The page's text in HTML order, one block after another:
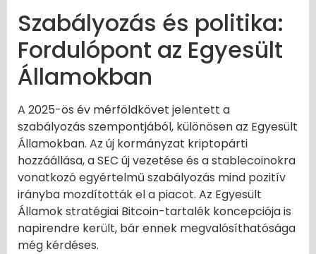
Szabályozás és politika:
Fordulópont az Egyesült
Államokban
A 2025-ös év mérföldkövet jelentett a
szabályozás szempontjából, különösen az Egyesült
Államokban. Az új kormányzat kriptopárti
hozzáállása, a SEC új vezetése és a stablecoinokra
vonatkozó egyértelmű szabályozás mind pozitív
irányba mozdították el a piacot. Az Egyesült
Államok stratégiai Bitcoin-tartalék koncepciója is
napirendre került, bár ennek megvalósíthatósága
még kérdéses.